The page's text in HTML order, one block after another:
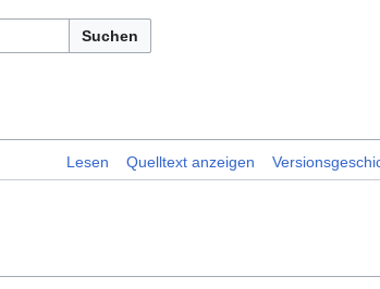
Suchen
Lesen Quelltext anzeigen